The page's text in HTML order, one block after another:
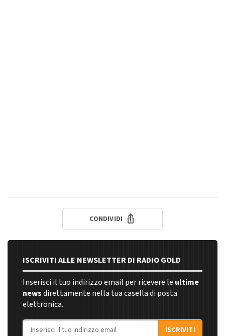
CONDIVIDI
ISCRIVITI ALLE NEWSLETTER DI RADIO GOLD
Inserisci il tuo indirizzo email per ricevere le ultime
newsdirettamente nella tua casella di posta
elettronica.
Indirizzo email
ISCRIVITI